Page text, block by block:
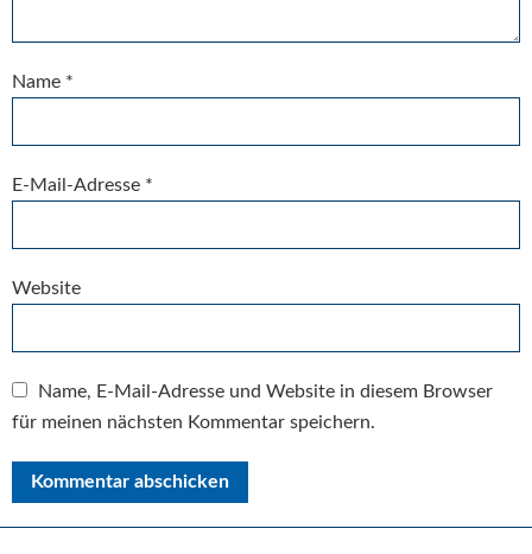
Name *
E-Mail-Adresse *
Website
Name, E-Mail-Adresse und Website in diesem Browser
für meinen nächsten Kommentar speichern.